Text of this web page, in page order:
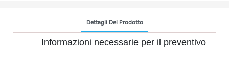
Dettagli Del Prodotto
Informazioni necessarie per il preventivo